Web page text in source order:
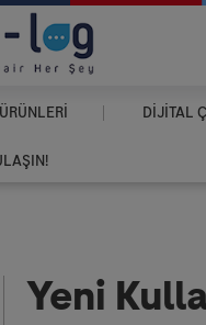
ÜRÜNLERI DIJITAL
Yeni